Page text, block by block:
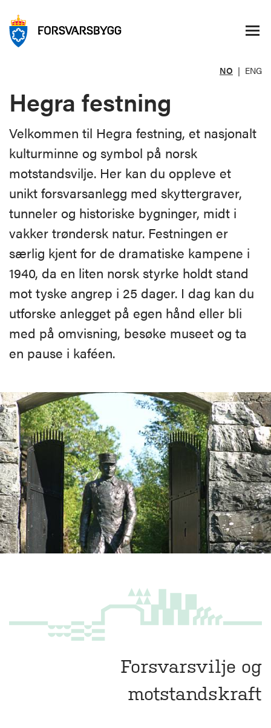
NO | ENG
Hegra festning
Velkommen til Hegra festning, et nasjonalt
kulturminne og symbol på norsk
motstandsvilje. Her kan du oppleve et
unikt forsvarsanlegg med skyttergraver,
tunneler og historiske bygninger, midt i
vakker trøndersk natur. Festningen er
særlig kjent for de dramatiske kampene i
1940, da en liten norsk styrke holdt stand
mot tyske angrep i 25 dager. I dag kan du
utforske anlegget på egen hånd eller bli
med på omvisning, besøke museet og ta
en pause i kaféen.
Forsvarsvilje og
motstandskraft